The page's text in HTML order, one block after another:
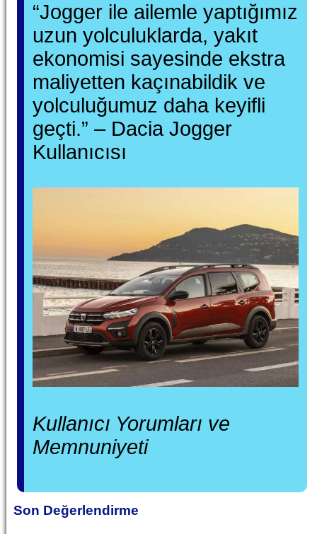
“Jogger ile ailemle yaptığımız
uzun yolculuklarda, yakıt
ekonomisi sayesinde ekstra
maliyetten kaçınabildik ve
yolculuğumuz daha keyifli
geçti.” – Dacia Jogger
Kullanıcısı
Kullanıcı Yorumları ve
Memnuniyeti
Son Değerlendirme